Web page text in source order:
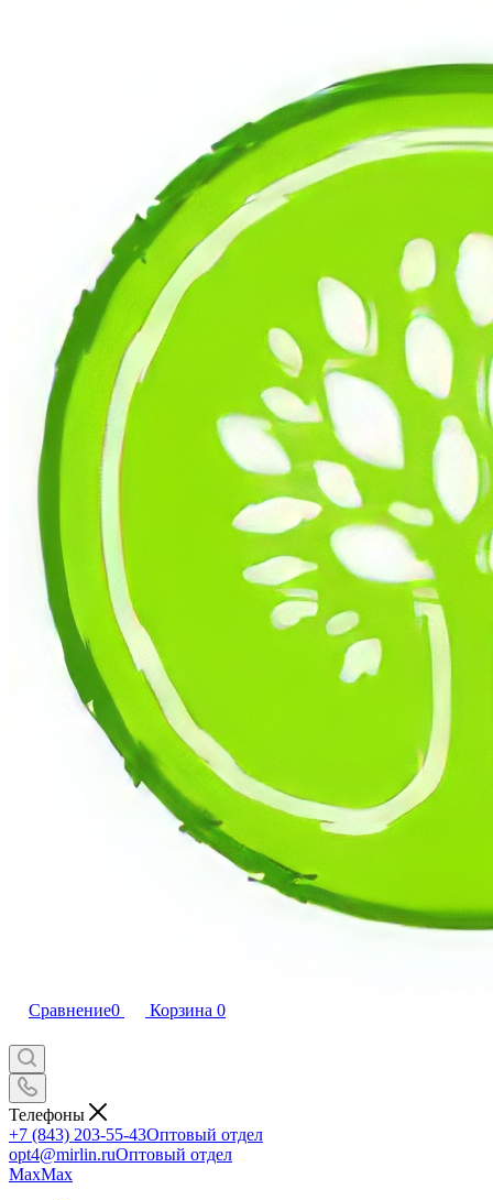
Сравнение0 Корзина 0
Телефоны
+7 (843) 203-55-43Оптовый отдел
opt4@mirlin.ruОптовый отдел
MaxMax